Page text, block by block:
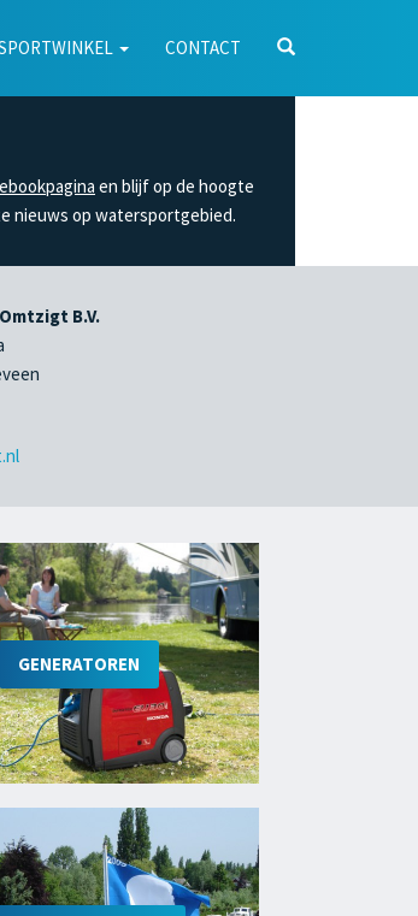
CONTACT
en blijf op de hoogte
nieuws op watersportgebied.
B.V.
GENERATOREN